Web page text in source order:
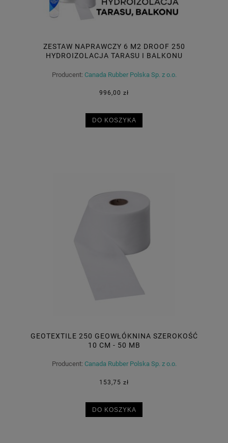
ZESTAW NAPRAWCZY 6 M2 DROOF 250
HYDROIZOLACJA TARASU I BALKONU
Producent: Canada Rubber Polska Sp. z o.o.
996,00 zł
DO KOSZYKA
GEOTEXTILE 250 GEOWŁÓKNINA SZEROKOŚĆ
10 CM - 50 MB
Producent: Canada Rubber Polska Sp. z o.o.
153,75 zł
DO KOSZYKA